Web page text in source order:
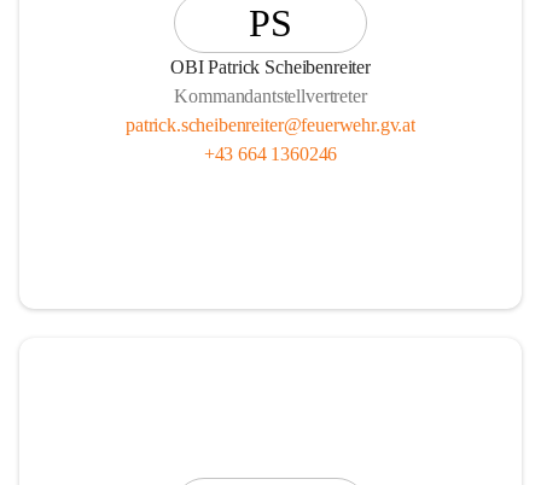
PS
OBI Patrick Scheibenreiter
Kommandantstellvertreter
patrick.scheibenreiter@feuerwehr.gv.at
+43 664 1360246